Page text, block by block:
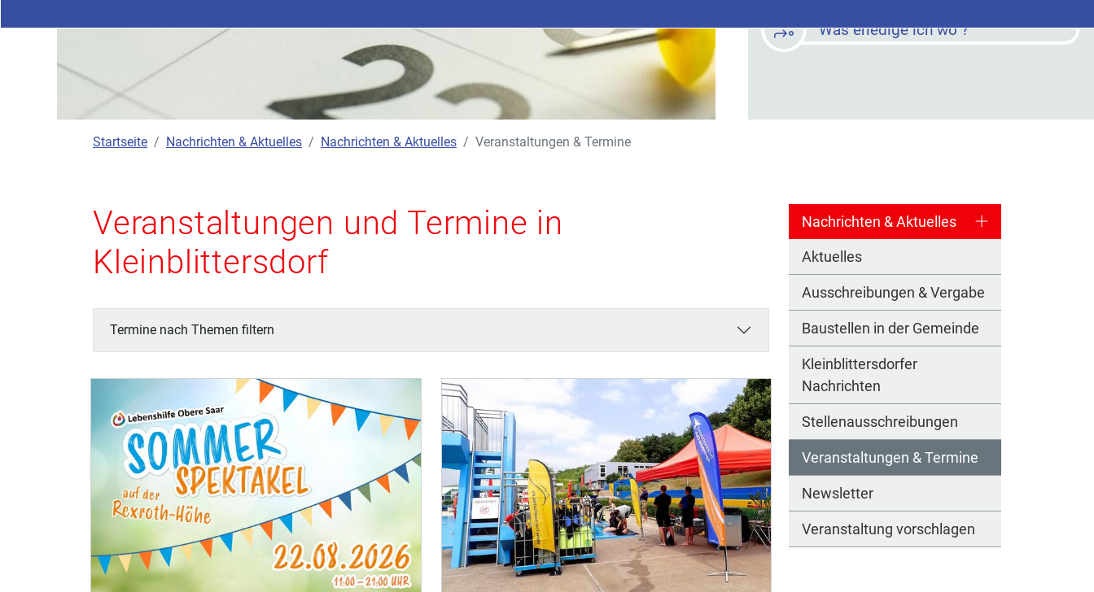
Was erledige ich wo ?
Startseite Nachrichten & Aktuelles Nachrichten & Aktuelles Veranstaltungen & Termine
Nachrichten & Aktuelles
Aktuelles
Ausschreibungen & Vergabe
Baustellen in der Gemeinde
Kleinblittersdorfer
Nachrichten
Stellenausschreibungen
Veranstaltungen & Termine
Newsletter
Veranstaltung vorschlagen
Veranstaltungen und Termine in
Kleinblittersdorf
Termine nach Themen filtern